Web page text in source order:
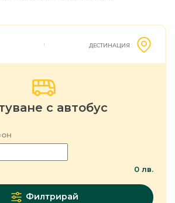
ДЕСТИНАЦИЯ
с автобус
0 лв.
Филтрирай